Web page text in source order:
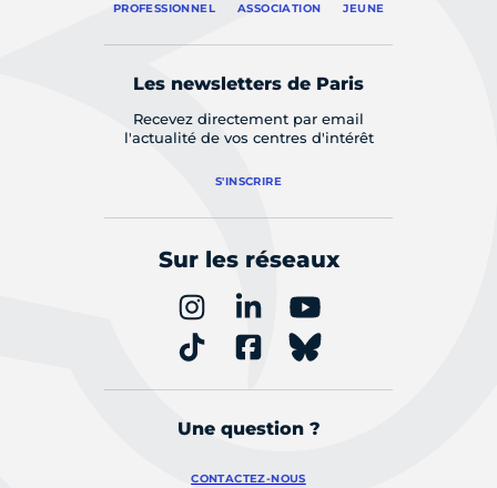
PROFESSIONNEL ASSOCIATION JEUNE
Les newsletters de Paris
Recevez directement par email
l'actualité de vos centres d'intérêt
S'INSCRIRE
Sur les réseaux
Une question ?
CONTACTEZ-NOUS